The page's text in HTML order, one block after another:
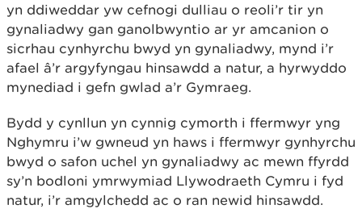
yn ddiweddar yw cefnogi dulliau o reoli’r tir yn
gynaliadwy gan ganolbwyntio ar yr amcanion o
sicrhau cynhyrchu bwyd yn gynaliadwy, mynd i’r
afael â’r argyfyngau hinsawdd a natur, a hyrwyddo
mynediad i gefn gwlad a’r Gymraeg.
Bydd y cynllun yn cynnig cymorth i ffermwyr yng
Nghymru i’w gwneud yn haws i ffermwyr gynhyrchu
bwyd o safon uchel yn gynaliadwy ac mewn ffyrdd
sy’n bodloni ymrwymiad Llywodraeth Cymru i fyd
natur, i’r amgylchedd ac o ran newid hinsawdd.